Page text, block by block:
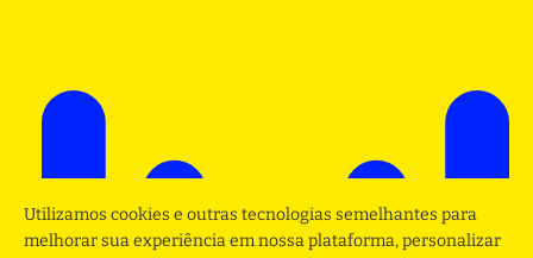
Utilizamos cookies e outras tecnologias semelhantes para
melhorar sua experiência em nossa plataforma, personalizar